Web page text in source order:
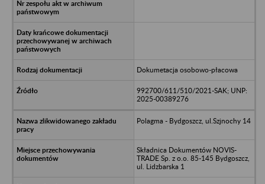
Dokumetacja osobowo-płacowa
992700/611/510/2021-SAK; UNP:
2025-00389276
Polagma - Bydgoszcz, ul.Szjnochy 14
Składnica Dokumentów NOVIS-
TRADE Sp. z o.o. 85-145 Bydgoszcz,
ul. Lidzbarska 1